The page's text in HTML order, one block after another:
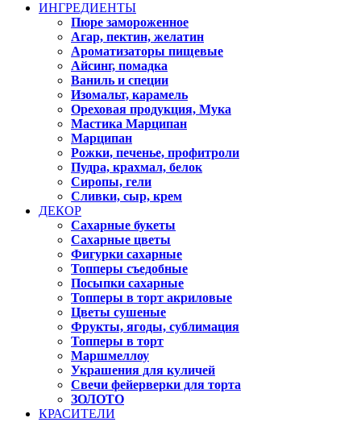
ИНГРЕДИЕНТЫ
Пюре замороженное
Агар, пектин, желатин
Ароматизаторы пищевые
Айсинг, помадка
Ваниль и специи
Изомальт, карамель
Ореховая продукция, Мука
Мастика Марципан
Марципан
Рожки, печенье, профитроли
Пудра, крахмал, белок
Сиропы, гели
Сливки, сыр, крем
ДЕКОР
Сахарные букеты
Сахарные цветы
Фигурки сахарные
Топперы съедобные
Посыпки сахарные
Топперы в торт акриловые
Цветы сушеные
Фрукты, ягоды, сублимация
Топперы в торт
Маршмеллоу
Украшения для куличей
Свечи фейерверки для торта
ЗОЛОТО
КРАСИТЕЛИ